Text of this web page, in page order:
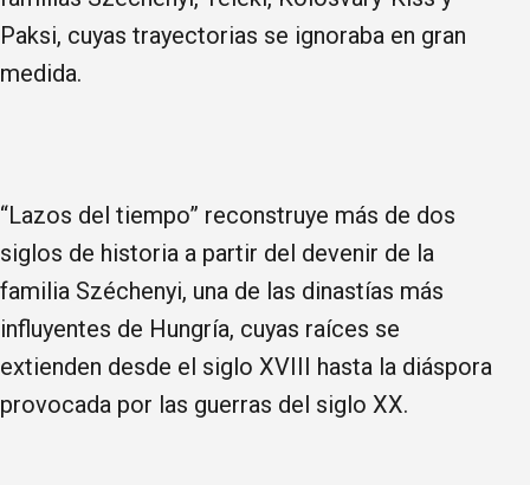
Paksi, cuyas trayectorias se ignoraba en gran
medida.
“Lazos del tiempo” reconstruye más de dos
siglos de historia a partir del devenir de la
familia Széchenyi, una de las dinastías más
influyentes de Hungría, cuyas raíces se
extienden desde el siglo XVIII hasta la diáspora
provocada por las guerras del siglo XX.